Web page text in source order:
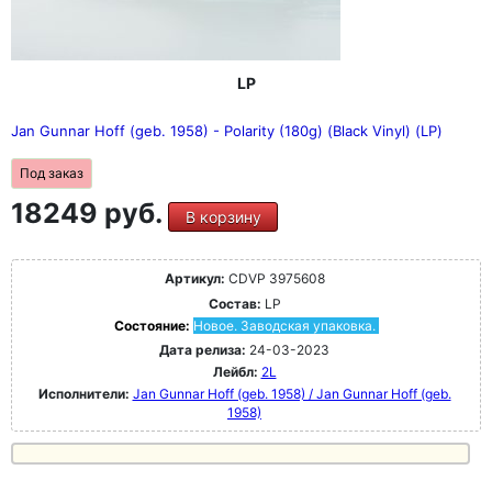
LP
Jan Gunnar Hoff (geb. 1958) - Polarity (180g) (Black Vinyl) (LP)
Под заказ
18249 руб. В корзину
Артикул: CDVP 3975608
Состав: LP
Состояние: Новое. Заводская упаковка.
Дата релиза: 24-03-2023
Лейбл: 2L
Исполнители: Jan Gunnar Hoff (geb. 1958) / Jan Gunnar Hoff (geb.
1958)